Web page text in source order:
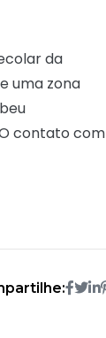
da
uma zona
contato com